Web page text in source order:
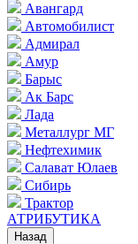
Авангард
Автомобилист
Адмирал
Амур
Барыс
Ак Барс
Лада
Металлург МГ
Нефтехимик
Салават Юлаев
Сибирь
Трактор
АТРИБУТИКА
Назад